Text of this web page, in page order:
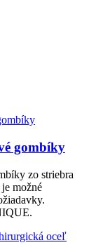
gombíky
zo striebra
možné